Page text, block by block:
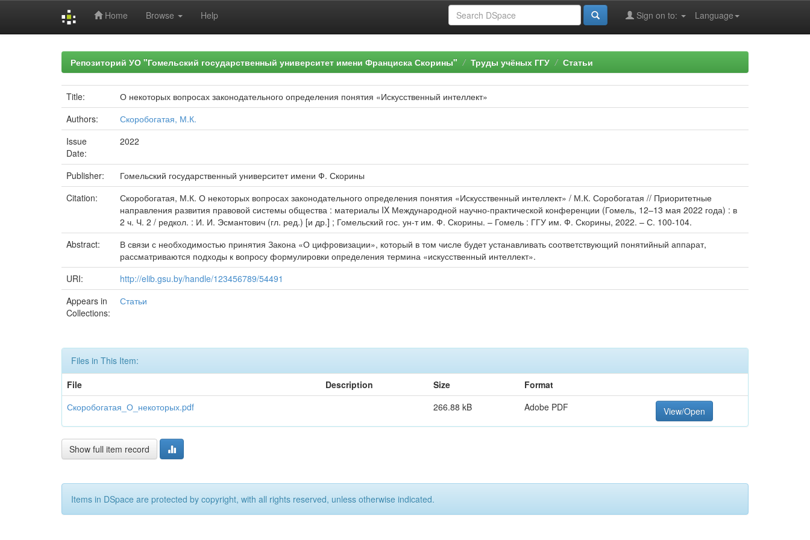
Home Browse Help Language
Sign on to:
Репозиторий УО "Гомельский государственный университет имени Франциска Скорины" Труды учёных ГГУ Статьи
Title:
О некоторых вопросах законодательного определения понятия «Искусственный интеллект»
Authors:
Скоробогатая, М.К.
Issue
Date:
2022
Publisher:
Гомельский государственный университет имени Ф. Скорины
Citation:
Скоробогатая, М.К. О некоторых вопросах законодательного определения понятия «Искусственный интеллект» / М.К. Соробогатая // Приоритетные
направления развития правовой системы общества : материалы IX Международной научно-практической конференции (Гомель, 12–13 мая 2022 года) : в
2 ч. Ч. 2 / редкол. : И. И. Эсмантович (гл. ред.) [и др.] ; Гомельский гос. ун-т им. Ф. Скорины. – Гомель : ГГУ им. Ф. Скорины, 2022. – С. 100-104.
Abstract:
В связи с необходимостью принятия Закона «О цифровизации», который в том числе будет устанавливать соответствующий понятийный аппарат,
рассматриваются подходы к вопросу формулировки определения термина «искусственный интеллект».
URI:
http://elib.gsu.by/handle/123456789/54491
Appears in
Collections:
Статьи
Files in This Item:
File
Description Size
Format
Скоробогатая_О_некоторых.pdf
266.88 kB Adobe PDF View/Open
Show full item record
Items in DSpace are protected by copyright, with all rights reserved, unless otherwise indicated.